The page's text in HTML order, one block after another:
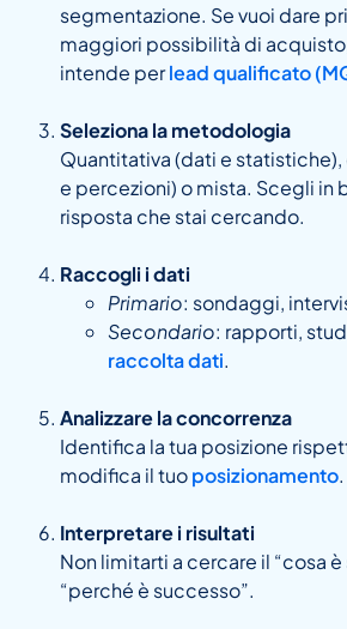
segmentazione. Se vuoi dare
maggiori possibilità di
intende perlead qualificato
Seleziona la metodologia
Quantitativa (dati e
e percezioni) o mista. Scegli in
risposta che stai cercando.
Raccogli i dati
Primario: sondaggi,
Secondario: rapporti,
raccolta dati.
Analizzare la concorrenza
Identifica la tua posizione
modifica il tuoposizionamento.
Interpretare i risultati
Non limitarti a cercare il “cosa
“perché è successo”.